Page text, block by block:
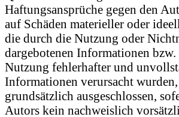
Haftungsansprüche gegen den
auf Schäden materieller oder
die durch die Nutzung oder
dargebotenen Informationen
Nutzung fehlerhafter und
Informationen verursacht
grundsätzlich ausgeschlossen,
Autors kein nachweislich